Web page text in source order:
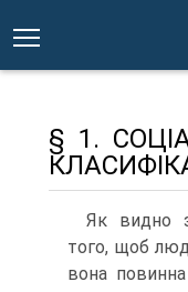
§ 1.
Як видно з
того, щоб
вона